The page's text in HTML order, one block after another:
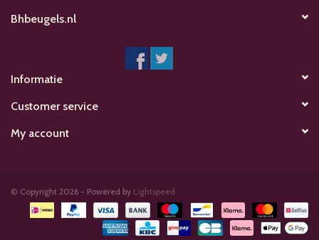
Bhbeugels.nl
Informatie
Customer service
My account
© Copyright 2026 - Powered by Lightspeed